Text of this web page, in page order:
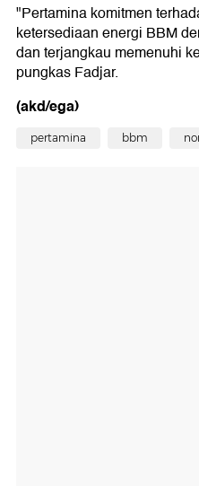
"Pertamina komitmen
ketersediaan energi BBM
dan terjangkau memenuhi
pungkas Fadjar.
(akd/ega)
pertamina bbm